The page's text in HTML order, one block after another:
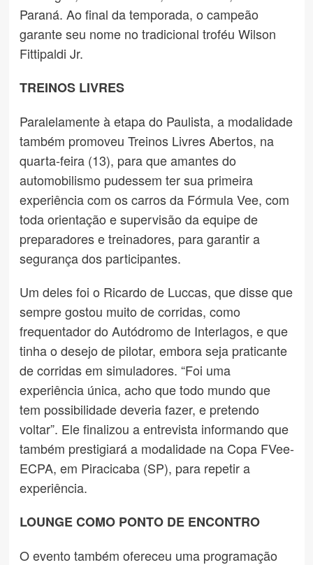
Paraná. Ao final da temporada, o campeão
garante seu nome no tradicional troféu Wilson
Fittipaldi Jr.
TREINOS LIVRES
Paralelamente à etapa do Paulista, a modalidade
também promoveu Treinos Livres Abertos, na
quarta-feira (13), para que amantes do
automobilismo pudessem ter sua primeira
experiência com os carros da Fórmula Vee, com
toda orientação e supervisão da equipe de
preparadores e treinadores, para garantir a
segurança dos participantes.
Um deles foi o Ricardo de Luccas, que disse que
sempre gostou muito de corridas, como
frequentador do Autódromo de Interlagos, e que
tinha o desejo de pilotar, embora seja praticante
de corridas em simuladores. “Foi uma
experiência única, acho que todo mundo que
tem possibilidade deveria fazer, e pretendo
voltar”. Ele finalizou a entrevista informando que
também prestigiará a modalidade na Copa FVee-
ECPA, em Piracicaba (SP), para repetir a
experiência.
LOUNGE COMO PONTO DE ENCONTRO
O evento também ofereceu uma programação